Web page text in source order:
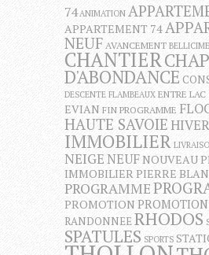
74 ANIMATION
APPARTEMENT 74
NEUF AVANCEMENT BELLICIME
CHANTIER
D'ABONDANCE
DESCENTE FLAMBEAUX ENTRE
EVIAN FIN PROGRAMME
HAUTE SAVOIE HIVER
IMMOBILIER
NEIGENEUFNOUVEAU
IMMOBILIER PIERRE
PROGRAMME
PROMOTION
RANDONNEERHODOS
SPATULES SPORTS